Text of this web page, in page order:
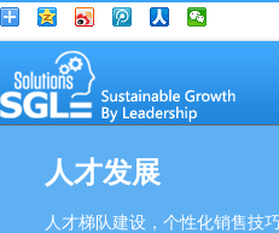
人才发展
人才梯队建设，个性化销售技